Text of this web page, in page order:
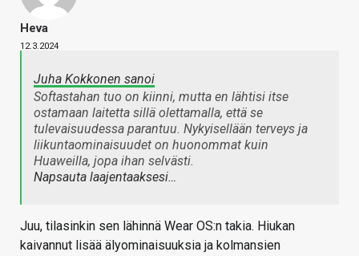
Heva
12.3.2024
Juha Kokkonen sanoi
Softastahan tuo on kiinni, mutta en lähtisi itse
ostamaan laitetta sillä olettamalla, että se
tulevaisuudessa parantuu. Nykyisellään terveys ja
liikuntaominaisuudet on huonommat kuin
Huaweilla, jopa ihan selvästi.
Napsauta laajentaaksesi…
Juu, tilasinkin sen lähinnä Wear OS:n takia. Hiukan
kaivannut lisää älyominaisuuksia ja kolmansien